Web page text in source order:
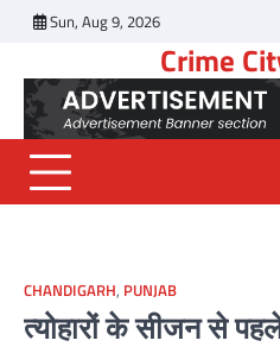
Sun, Aug 9, 2026
Crime
CHANDIGARH, PUNJAB
त्योहारों के सीजन से